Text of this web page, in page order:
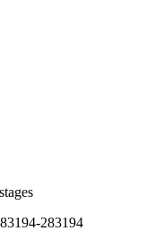
283194